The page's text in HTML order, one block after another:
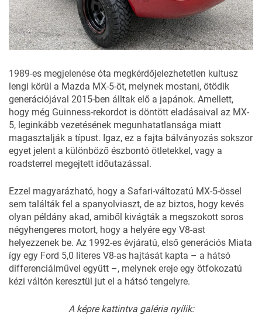
1989-es megjelenése óta megkérdőjelezhetetlen kultusz
lengi körül a Mazda MX-5-öt, melynek mostani, ötödik
generációjával 2015-ben álltak elő a japánok. Amellett,
hogy még Guinness-rekordot is döntött eladásaival az MX-
5, leginkább vezetésének megunhatatlansága miatt
magasztalják a típust. Igaz, ez a fajta bálványozás sokszor
egyet jelent a különböző észbontó ötletekkel, vagy a
roadsterrel megejtett időutazással.
Ezzel magyarázható, hogy a Safari-változatú MX-5-össel
sem találták fel a spanyolviaszt, de az biztos, hogy kevés
olyan példány akad, amiből kivágták a megszokott soros
négyhengeres motort, hogy a helyére egy V8-ast
helyezzenek be. Az 1992-es évjáratú, első generációs Miata
így egy Ford 5,0 literes V8-as hajtását kapta – a hátsó
differenciálművel együtt –, melynek ereje egy ötfokozatú
kézi váltón keresztül jut el a hátsó tengelyre.
A képre kattintva galéria nyílik: